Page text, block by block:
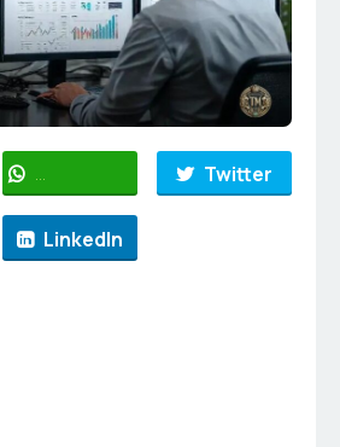
WhatsApp Twitter
LinkedIn